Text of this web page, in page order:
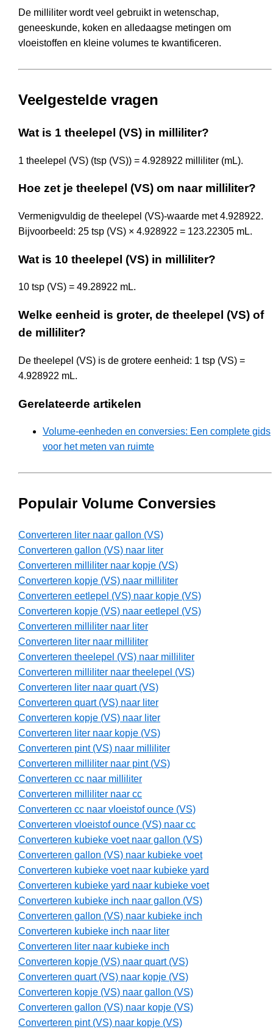
De milliliter wordt veel gebruikt in wetenschap,
geneeskunde, koken en alledaagse metingen om
vloeistoffen en kleine volumes te kwantificeren.
Veelgestelde vragen
Wat is 1 theelepel (VS) in milliliter?
1 theelepel (VS) (tsp (VS)) = 4.928922 milliliter (mL).
Hoe zet je theelepel (VS) om naar milliliter?
Vermenigvuldig de theelepel (VS)-waarde met 4.928922.
Bijvoorbeeld: 25 tsp (VS) × 4.928922 = 123.22305 mL.
Wat is 10 theelepel (VS) in milliliter?
10 tsp (VS) = 49.28922 mL.
Welke eenheid is groter, de theelepel (VS) of
de milliliter?
De theelepel (VS) is de grotere eenheid: 1 tsp (VS) =
4.928922 mL.
Gerelateerde artikelen
Volume-eenheden en conversies: Een complete gids
voor het meten van ruimte
Populair Volume Conversies
Converteren liter naar gallon (VS)
Converteren gallon (VS) naar liter
Converteren milliliter naar kopje (VS)
Converteren kopje (VS) naar milliliter
Converteren eetlepel (VS) naar kopje (VS)
Converteren kopje (VS) naar eetlepel (VS)
Converteren milliliter naar liter
Converteren liter naar milliliter
Converteren theelepel (VS) naar milliliter
Converteren milliliter naar theelepel (VS)
Converteren liter naar quart (VS)
Converteren quart (VS) naar liter
Converteren kopje (VS) naar liter
Converteren liter naar kopje (VS)
Converteren pint (VS) naar milliliter
Converteren milliliter naar pint (VS)
Converteren cc naar milliliter
Converteren milliliter naar cc
Converteren cc naar vloeistof ounce (VS)
Converteren vloeistof ounce (VS) naar cc
Converteren kubieke voet naar gallon (VS)
Converteren gallon (VS) naar kubieke voet
Converteren kubieke voet naar kubieke yard
Converteren kubieke yard naar kubieke voet
Converteren kubieke inch naar gallon (VS)
Converteren gallon (VS) naar kubieke inch
Converteren kubieke inch naar liter
Converteren liter naar kubieke inch
Converteren kopje (VS) naar quart (VS)
Converteren quart (VS) naar kopje (VS)
Converteren kopje (VS) naar gallon (VS)
Converteren gallon (VS) naar kopje (VS)
Converteren pint (VS) naar kopje (VS)